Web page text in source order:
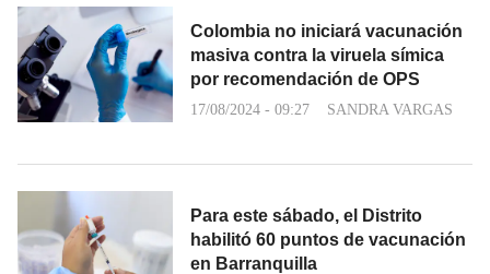
Colombia no iniciará vacunación
masiva contra la viruela símica
por recomendación de OPS
17/08/2024 - 09:27 SANDRA VARGAS
Para este sábado, el Distrito
habilitó 60 puntos de vacunación
en Barranquilla